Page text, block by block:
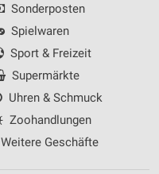
Sonderposten
Spielwaren
Sport & Freizeit
Supermärkte
Uhren & Schmuck
Zoohandlungen
Weitere Geschäfte